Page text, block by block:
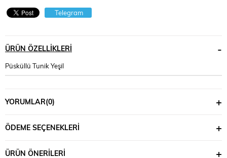
Telegram
ÜRÜN ÖZELLIKLERI
Püsküllü Tunik Yeşil
YORUMLAR(0)
ÖDEME SEÇENEKLERI
ÜRÜN ÖNERILERI